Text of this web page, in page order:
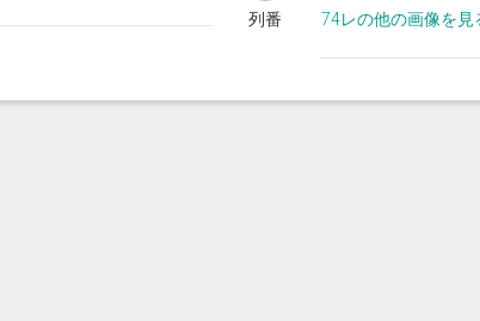
列番 74レの他の画像を見